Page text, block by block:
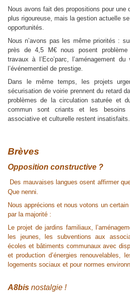
Nous avons fait des propositions pour une
plus rigoureuse, mais la gestion actuelle
opportunités.
Nous n’avons pas les même priorités :
près de 4,5 M€ nous posent
travaux à l’Eco’parc, l’aménagement
l’événementiel de prestige.
Dans le même temps, les projets
sécurisation de voirie prennent du retard
problèmes de la circulation saturée et
commun sont criants et les besoins
associative et culturelle restent insatisfaits.
Brèves
Opposition constructive ?
Des mauvaises langues osent affirmer
Que nenni.
Nous apprécions et nous votons un certain
par la majorité :
Le projet de jardins familiaux,
les jeunes, les subventions aux
écoles et bâtiments communaux avec
et production d’énergies renouvelables,
logements sociaux et pour normes
A8bis nostalgie !